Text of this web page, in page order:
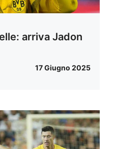
arriva Jadon
17 Giugno 2025